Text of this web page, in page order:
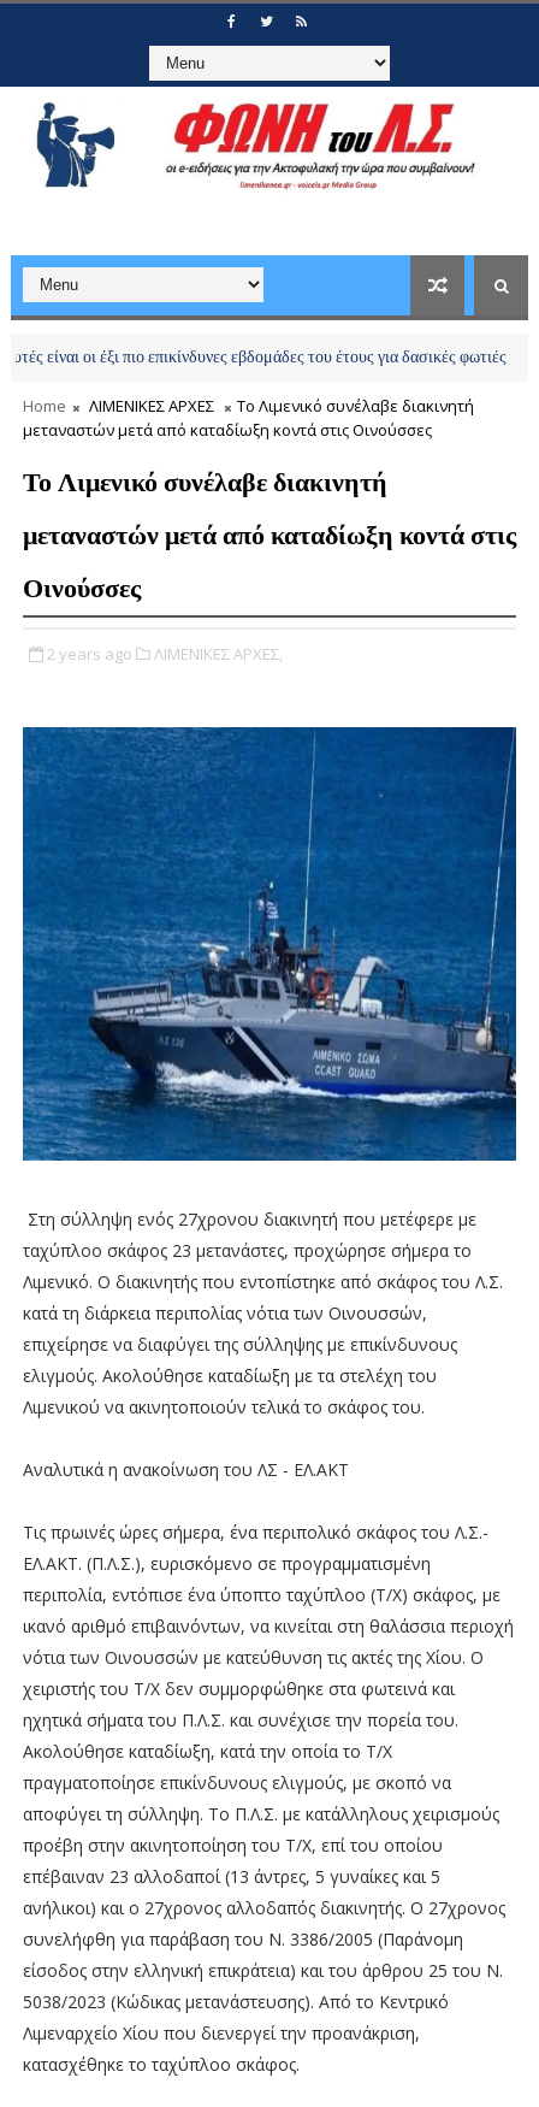
οι έξι πιο επικίνδυνες εβδομάδες του έτους για δασικές φωτιές
Home ΛΙΜΕΝΙΚΕΣ ΑΡΧΕΣ
Το Λιμενικό συνέλαβε διακινητή
μεταναστών μετά από καταδίωξη κοντά στις Οινούσσες
Το Λιμενικό συνέλαβε διακινητή
μεταναστών μετά από καταδίωξη κοντά στις
Οινούσσες
2 years ago ΛΙΜΕΝΙΚΕΣ ΑΡΧΕΣ,
Στη σύλληψη ενός 27χρονου διακινητή που μετέφερε με
ταχύπλοο σκάφος 23 μετανάστες, προχώρησε σήμερα το
Λιμενικό. Ο διακινητής που εντοπίστηκε από σκάφος του Λ.Σ.
κατά τη διάρκεια περιπολίας νότια των Οινουσσών,
επιχείρησε να διαφύγει της σύλληψης με επικίνδυνους
ελιγμούς. Ακολούθησε καταδίωξη με τα στελέχη του
Λιμενικού να ακινητοποιούν τελικά το σκάφος του.
Αναλυτικά η ανακοίνωση του ΛΣ - ΕΛ.ΑΚΤ
Τις πρωινές ώρες σήμερα, ένα περιπολικό σκάφος του Λ.Σ.-
ΕΛ.ΑΚΤ. (Π.Λ.Σ.), ευρισκόμενο σε προγραμματισμένη
περιπολία, εντόπισε ένα ύποπτο ταχύπλοο (Τ/Χ) σκάφος, με
ικανό αριθμό επιβαινόντων, να κινείται στη θαλάσσια περιοχή
νότια των Οινουσσών με κατεύθυνση τις ακτές της Χίου. Ο
χειριστής του Τ/Χ δεν συμμορφώθηκε στα φωτεινά και
ηχητικά σήματα του Π.Λ.Σ. και συνέχισε την πορεία του.
Ακολούθησε καταδίωξη, κατά την οποία το Τ/Χ
πραγματοποίησε επικίνδυνους ελιγμούς, με σκοπό να
αποφύγει τη σύλληψη. Το Π.Λ.Σ. με κατάλληλους χειρισμούς
προέβη στην ακινητοποίηση του Τ/Χ, επί του οποίου
επέβαιναν 23 αλλοδαποί (13 άντρες, 5 γυναίκες και 5
ανήλικοι) και ο 27χρονος αλλοδαπός διακινητής. Ο 27χρονος
συνελήφθη για παράβαση του Ν. 3386/2005 (Παράνομη
είσοδος στην ελληνική επικράτεια) και του άρθρου 25 του Ν.
5038/2023 (Κώδικας μετανάστευσης). Από το Κεντρικό
Λιμεναρχείο Χίου που διενεργεί την προανάκριση,
κατασχέθηκε το ταχύπλοο σκάφος.